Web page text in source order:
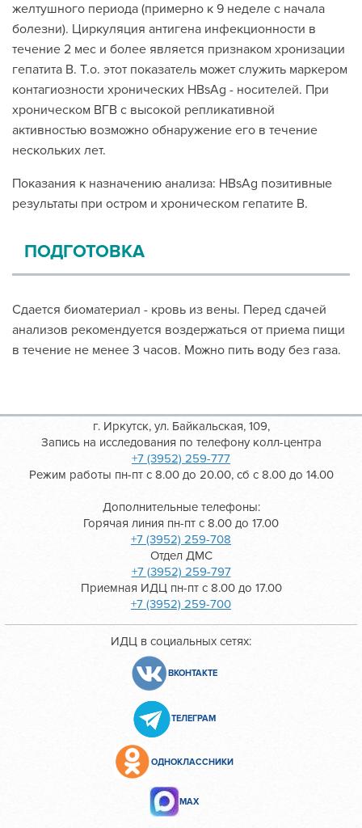
желтушного периода (примерно к 9 неделе с начала
болезни). Циркуляция антигена инфекционности в
течение 2 мес и более является признаком хронизации
гепатита В. Т.о. этот показатель может служить маркером
контагиозности хронических НВsAg - носителей. При
хроническом ВГВ с высокой репликативной
активностью возможно обнаружение его в течение
нескольких лет.
Показания к назначению анализа: HBsAg позитивные
результаты при остром и хроническом гепатите В.
ПОДГОТОВКА
Сдается биоматериал - кровь из вены. Перед сдачей
анализов рекомендуется воздержаться от приема пищи
в течение не менее 3 часов. Можно пить воду без газа.
г. Иркутск, ул. Байкальская, 109,
Запись на исследования по телефону колл-центра
+7 (3952) 259-777
Режим работы пн-пт с 8.00 до 20.00, сб с 8.00 до 14.00
Дополнительные телефоны:
Горячая линия пн-пт с 8.00 до 17.00
+7 (3952) 259-708
Отдел ДМС
+7 (3952) 259-797
Приемная ИДЦ пн-пт с 8.00 до 17.00
+7 (3952) 259-700
ИДЦ в социальных сетях:
ВКОНТАКТЕ
ТЕЛЕГРАМ
ОДНОКЛАССНИКИ
МАХ